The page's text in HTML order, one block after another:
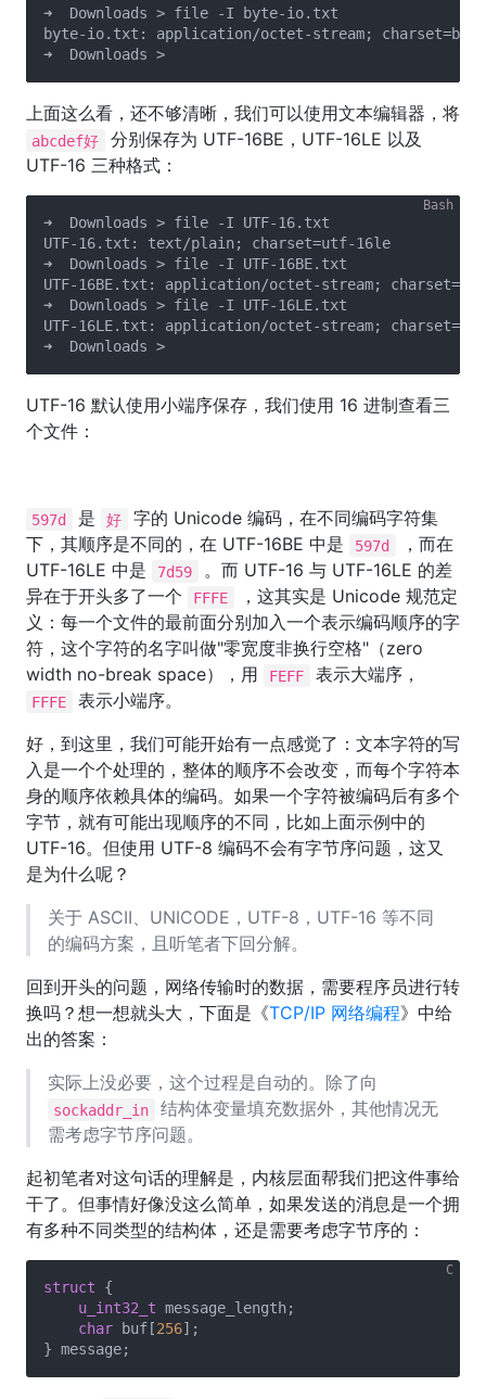
➜  Downloads > file -I byte-io.txt
byte-io.txt: application/octet-stream;
上面这么看，还不够清晰，我们可以使用文本编辑器，将
abcdef好
分别保存为 UTF-16BE，UTF-16LE 以及
UTF-16 三种格式：
➜  Downloads > file -I UTF-16.txt
UTF-16.txt: text/plain; charset=utf-16le
➜  Downloads > file -I UTF-16BE.txt
UTF-16BE.txt: application/octet-stream;
➜  Downloads > file -I UTF-16LE.txt
UTF-16LE.txt: application/octet-stream;
UTF-16 默认使用小端序保存，我们使用 16 进制查看三
个文件：
597d 是 好
字的 Unicode 编码，在不同编码字符集
下，其顺序是不同的，在 UTF-16BE 中是
597d
，而在
UTF-16LE 中是
7d59
。而 UTF-16 与 UTF-16LE 的差
异在于开头多了一个
FFFE
，这其实是 Unicode 规范定
义：每一个文件的最前面分别加入一个表示编码顺序的字
符，这个字符的名字叫做"零宽度非换行空格"（zero
width no-break space），用
FEFF 表示大端序，
FFFE
表示小端序。
好，到这里，我们可能开始有一点感觉了：文本字符的写
入是一个个处理的，整体的顺序不会改变，而每个字符本
身的顺序依赖具体的编码。如果一个字符被编码后有多个
字节，就有可能出现顺序的不同，比如上面示例中的
UTF-16。但使用 UTF-8 编码不会有字节序问题，这又
是为什么呢？
关于 ASCII、UNICODE，UTF-8，UTF-16 等不同
的编码方案，且听笔者下回分解。
回到开头的问题，网络传输时的数据，需要程序员进行转
换吗？想一想就头大，下面是《TCP/IP 网络编程》中给
出的答案：
实际上没必要，这个过程是自动的。除了向
sockaddr_in
结构体变量填充数据外，其他情况无
需考虑字节序问题。
起初笔者对这句话的理解是，内核层面帮我们把这件事给
干了。但事情好像没这么简单，如果发送的消息是一个拥
有多种不同类型的结构体，还是需要考虑字节序的：
struct {
u_int32_t message_length;
char buf[256];